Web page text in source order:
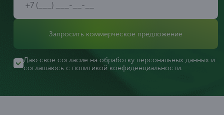
Запросить коммерческое предложение
Даю свое согласие на обработку персональных данных и
соглашаюсь с политикой конфиденциальности.